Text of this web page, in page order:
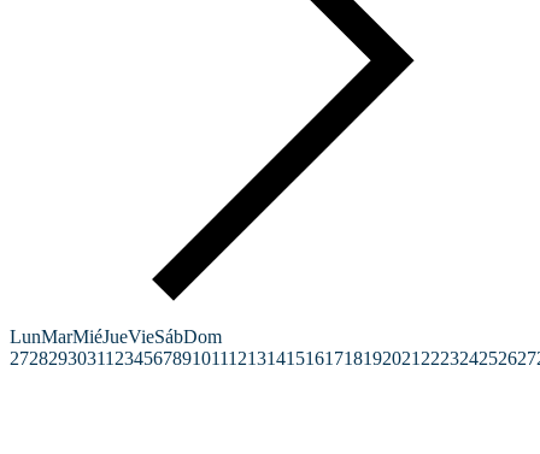
LunMarMiéJueVieSábDom
27282930311 23456789101112131415161718192021 222324252627